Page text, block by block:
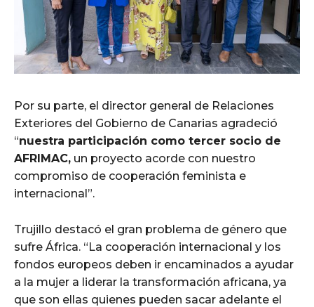
Por su parte, el director general de Relaciones
Exteriores del Gobierno de Canarias agradeció
“nuestra participación como tercer socio de
AFRIMAC, un proyecto acorde con nuestro
compromiso de cooperación feminista e
internacional”.
Trujillo destacó el gran problema de género que
sufre África. “La cooperación internacional y los
fondos europeos deben ir encaminados a ayudar
a la mujer a liderar la transformación africana, ya
que son ellas quienes pueden sacar adelante el